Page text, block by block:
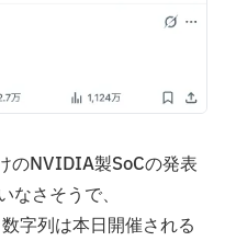
のNVIDIA製SoCの発表
さそうで、
字列は本日開催される